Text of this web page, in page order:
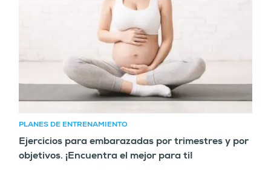
PLANES DE ENTRENAMIENTO
Ejercicios para embarazadas por trimestres y por
objetivos. ¡Encuentra el mejor para ti!